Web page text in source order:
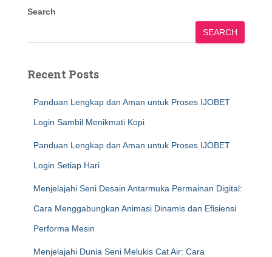
Search
SEARCH
Recent Posts
Panduan Lengkap dan Aman untuk Proses IJOBET
Login Sambil Menikmati Kopi
Panduan Lengkap dan Aman untuk Proses IJOBET
Login Setiap Hari
Menjelajahi Seni Desain Antarmuka Permainan Digital:
Cara Menggabungkan Animasi Dinamis dan Efisiensi
Performa Mesin
Menjelajahi Dunia Seni Melukis Cat Air: Cara